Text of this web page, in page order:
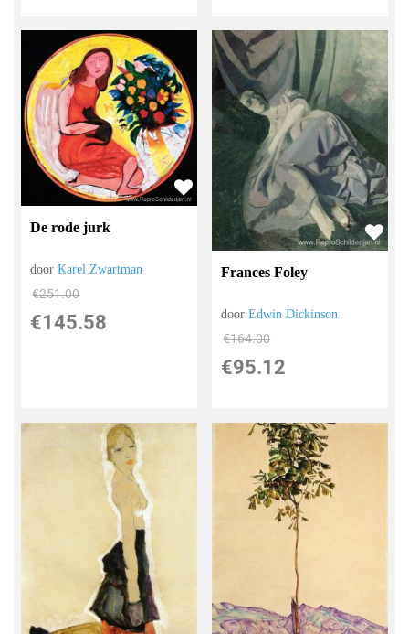
De rode jurk
doorKarel Zwartman
€251.00
€145.58
Frances Foley
doorEdwin Dickinson
€164.00
€95.12